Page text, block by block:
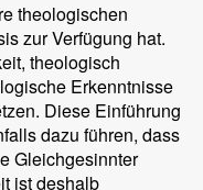
theologischen
zur Verfügung hat.
theologisch
Erkenntnisse
Diese Einführung
dazu führen, dass
Gleichgesinnter
ist deshalb